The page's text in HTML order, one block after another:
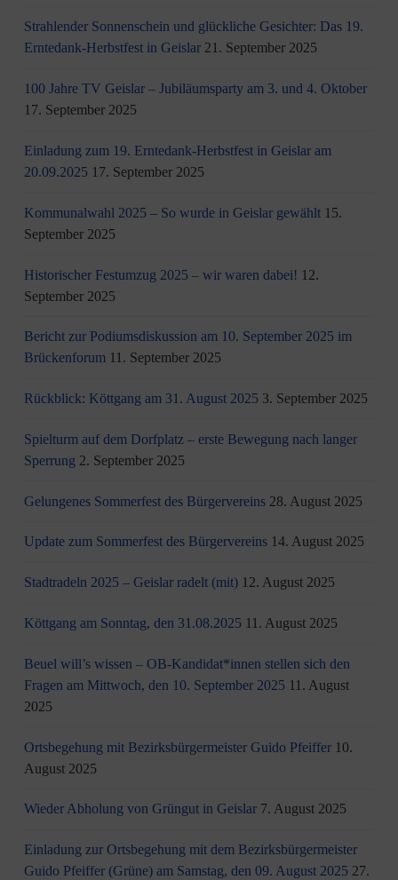
Strahlender Sonnenschein und glückliche Gesichter: Das 19.
Erntedank-Herbstfest in Geislar 21. September 2025
100 Jahre TV Geislar – Jubiläumsparty am 3. und 4. Oktober
17. September 2025
Einladung zum 19. Erntedank-Herbstfest in Geislar am
20.09.2025 17. September 2025
Kommunalwahl 2025 – So wurde in Geislar gewählt 15.
September 2025
Historischer Festumzug 2025 – wir waren dabei! 12.
September 2025
Bericht zur Podiumsdiskussion am 10. September 2025 im
Brückenforum 11. September 2025
Rückblick: Köttgang am 31. August 2025 3. September 2025
Spielturm auf dem Dorfplatz – erste Bewegung nach langer
Sperrung 2. September 2025
Gelungenes Sommerfest des Bürgervereins 28. August 2025
Update zum Sommerfest des Bürgervereins 14. August 2025
Stadtradeln 2025 – Geislar radelt (mit) 12. August 2025
Köttgang am Sonntag, den 31.08.2025 11. August 2025
Beuel will’s wissen – OB-Kandidat*innen stellen sich den
Fragen am Mittwoch, den 10. September 2025 11. August
2025
Ortsbegehung mit Bezirksbürgermeister Guido Pfeiffer 10.
August 2025
Wieder Abholung von Grüngut in Geislar 7. August 2025
Einladung zur Ortsbegehung mit dem Bezirksbürgermeister
Guido Pfeiffer (Grüne) am Samstag, den 09. August 2025 27.